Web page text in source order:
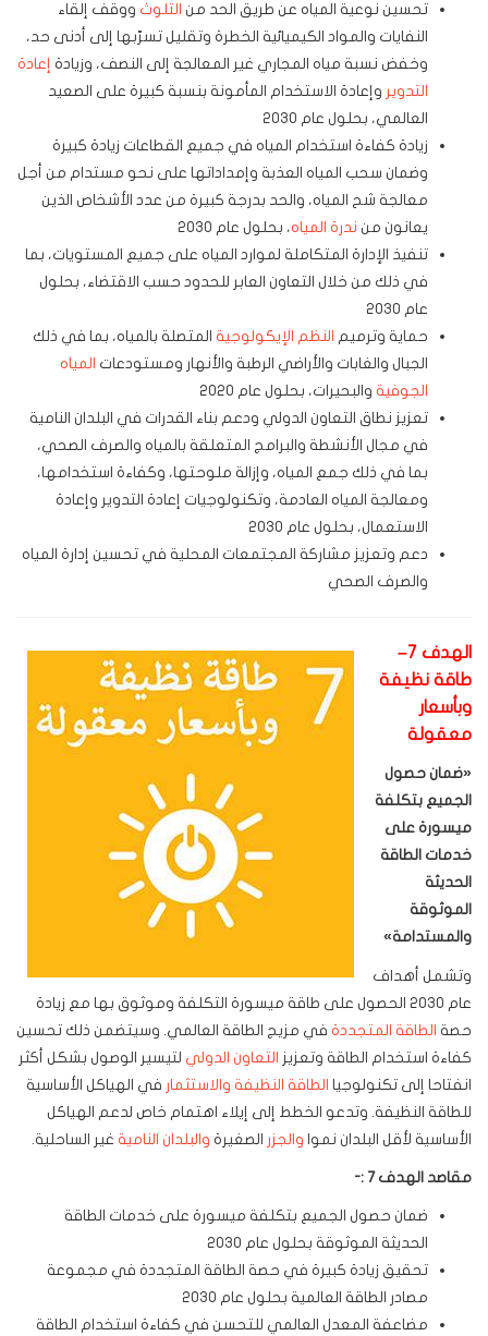
تحسين نوعية المياه عن طريق الحد من التلوث ووقف إلقاء
النفايات والمواد الكيميائية الخطرة وتقليل تسرّبها إلى أدنى حد،
وخفض نسبة مياه المجاري غير المعالجة إلى النصف، وزيادة إعادة
التدوير وإعادة الاستخدام المأمونة بنسبة كبيرة على الصعيد
العالمي، بحلول عام 2030
زيادة كفاءة استخدام المياه في جميع القطاعات زيادة كبيرة
وضمان سحب المياه العذبة وإمداداتها على نحو مستدام من أجل
معالجة شح المياه، والحد بدرجة كبيرة من عدد الأشخاص الذين
يعانون من ندرة المياه، بحلول عام 2030
تنفيذ الإدارة المتكاملة لموارد المياه على جميع المستويات، بما
في ذلك من خلال التعاون العابر للحدود حسب الاقتضاء، بحلول
عام 2030
حماية وترميم النظم الإيكولوجية المتصلة بالمياه، بما في ذلك
الجبال والغابات والأراضي الرطبة والأنهار ومستودعات المياه
الجوفية والبحيرات، بحلول عام 2020
تعزيز نطاق التعاون الدولي ودعم بناء القدرات في البلدان النامية
في مجال الأنشطة والبرامج المتعلقة بالمياه والصرف الصحي،
بما في ذلك جمع المياه، وإزالة ملوحتها، وكفاءة استخدامها،
ومعالجة المياه العادمة، وتكنولوجيات إعادة التدوير وإعادة
الاستعمال، بحلول عام 2030
دعم وتعزيز مشاركة المجتمعات المحلية في تحسين إدارة المياه
والصرف الصحي
الهدف 7–
طاقة نظيفة
وبأسعار
معقولة
«ضمان حصول
الجميع بتكلفة
ميسورة على
خدمات الطاقة
الحديثة
الموثوقة
والمستدامة»
وتشمل أهداف
عام 2030 الحصول على طاقة ميسورة التكلفة وموثوق بها مع زيادة
حصة الطاقة المتجددة في مزيج الطاقة العالمي. وسيتضمن ذلك تحسين
كفاءة استخدام الطاقة وتعزيز التعاون الدولي لتيسير الوصول بشكل أكثر
انفتاحا إلى تكنولوجيا الطاقة النظيفة والاستثمار في الهياكل الأساسية
للطاقة النظيفة. وتدعو الخطط إلى إيلاء اهتمام خاص لدعم الهياكل
الأساسية لأقل البلدان نموا والجزر الصغيرة والبلدان النامية غير الساحلية.
مقاصد الهدف 7 :-
ضمان حصول الجميع بتكلفة ميسورة على خدمات الطاقة
الحديثة الموثوقة بحلول عام 2030
تحقيق زيادة كبيرة في حصة الطاقة المتجددة في مجموعة
مصادر الطاقة العالمية بحلول عام 2030
مضاعفة المعدل العالمي للتحسن في كفاءة استخدام الطاقة